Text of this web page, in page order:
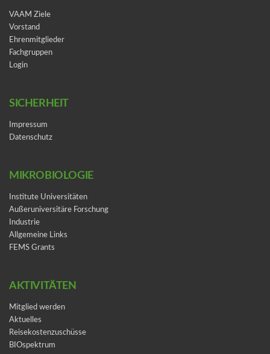
VAAM Ziele
Vorstand
Ehrenmitglieder
Fachgruppen
Login
SICHERHEIT
Impressum
Datenschutz
MIKROBIOLOGIE
Institute Universitäten
Außeruniversitäre Forschung
Industrie
Allgemeine Links
FEMS Grants
AKTIVITÄTEN
Mitglied werden
Aktuelles
Reisekostenzuschüsse
BIOspektrum